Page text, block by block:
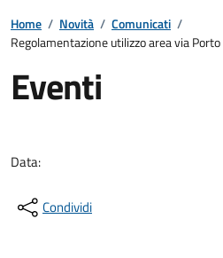
Home / Novità / Comunicati /
Regolamentazione utilizzo area via Porto
Eventi
Data:
Condividi